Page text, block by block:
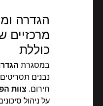
הגדרה
מרכזיים
כוללת
במסגרת
נבנים
חירום. צוות
על ניהול